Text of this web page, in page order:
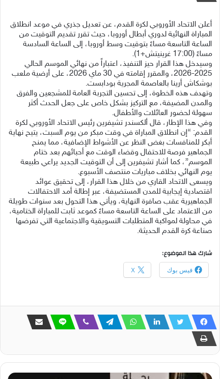
أعلن الاتحاد الأوروبي لكرة القدم، عن تعديل جذري في موعد انطلاق
المباراة النهائية لدوري أبطال أوروبا، حيث تقرر تقديم التوقيت من
الساعة التاسعة مساءً بتوقيت وسط أوروبا، إلى الساعة السادسة
مساءً (17:00 غرينيتش+1).
وسيدخل هذا القرار حيز التنفيذ، اعتباراً من نهائي الموسم الحالي
2025-2026، والمقرر إقامته في 30 ماي 2026، على أرضية ملعب
بوشكاش أرينا بالعاصمة المجرية بودابست.
وتهدف هذه الخطوة، إلى تحسين التجربة العامة للمشجعين والفرق
والمدن المضيفة، مع التركيز بشكل خاص على جعل الحدث أكثر
سهولة لحضور العائلات والأطفال.
وفي هذا الإطار، قال ألكسندر تشيفرين رئيس الاتحاد الأوروبي لكرة
القدم: “إن انطلاق المباراة في وقت مبكر من يوم السبت، يتيح نهاية
أبكر للمنافسات بغض النظر عن الأشواط الإضافية، مما يمنح
الجماهير فرصة للاحتفال وقضاء الوقت مع أحبائهم بعد ختام
الموسم”، كما أشار تشيفرين إلى أن التوقيت الجديد يراعي طبيعة
يوم النهائي بخلاف مباريات منتصف الأسبوع.
ويسعى الاتحاد القاري من خلال هذا القرار، إلى تحقيق عوائد
اقتصادية إيجابية للمدن المستضيفة، عبر إطالة أمد الاحتفالات
الجماهيرية عقب صافرة النهاية، ويأتي هذا التحول بعد سنوات طويلة
من الاعتماد على الساعة التاسعة مساءً كموعد ثابت للمباراة الختامية،
في محاولة لمواكبة المتطلبات التسويقية والاجتماعية التي تفرضها
صناعة كرة القدم الحديثة.
شارك هذا الموضوع:
فيس بوك X